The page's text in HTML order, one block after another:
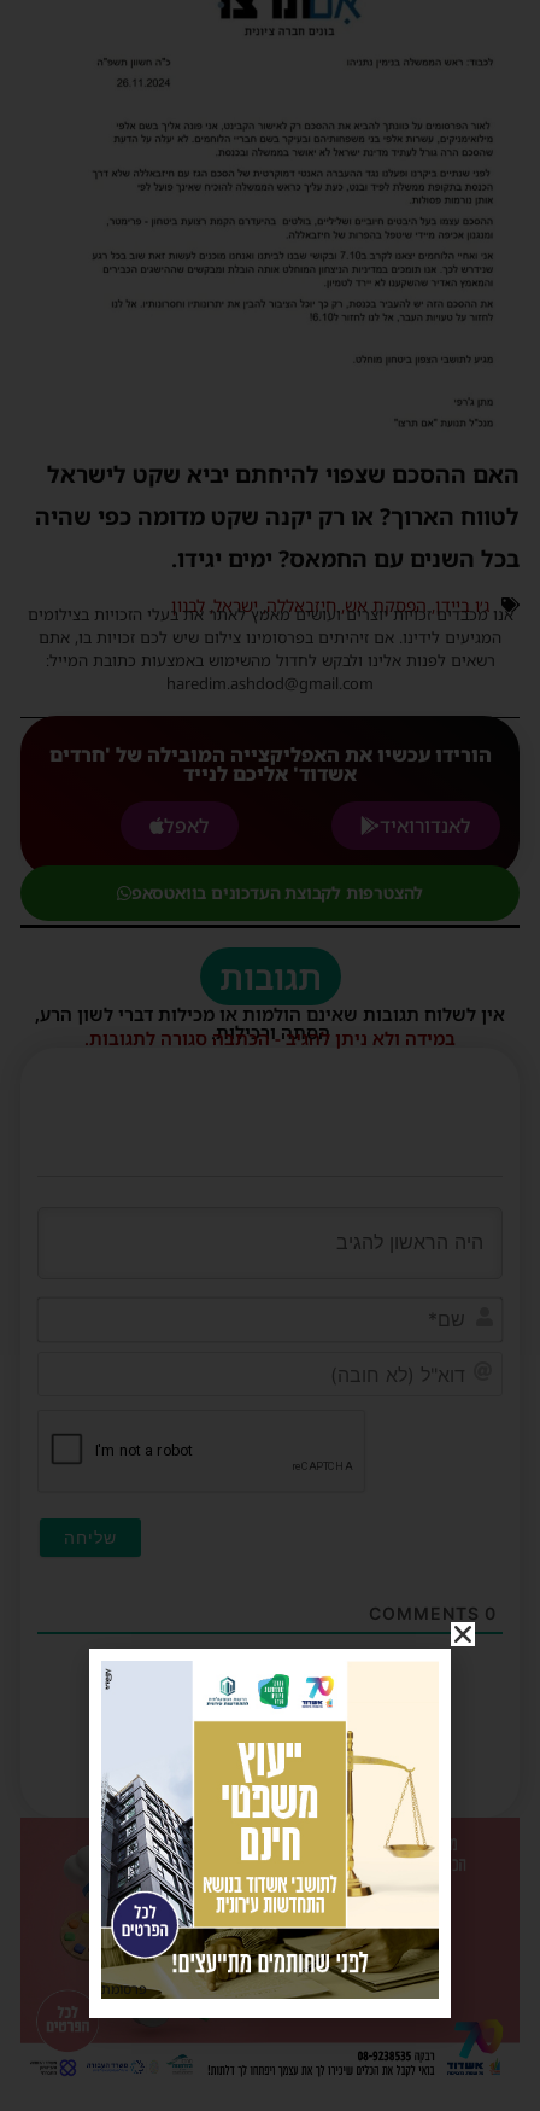
האם ההסכם שצפוי להיחתם יביא שקט לישראל
לטווח הארוך? או רק יקנה שקט מדומה כפי שהיה
בכל השנים עם החמאס? ימים יגידו.
ג׳ו ביידן,הפסקת אש,חיזבאללה,ישראל, לבנון
אנו מכבדים זכויות יוצרים ועושים מאמץ לאתר את בעלי הזכויות בצילומים
המגיעים לידינו. אם זיהיתים בפרסומינו צילום שיש לכם זכויות בו, אתם
רשאים לפנות אלינו ולבקש לחדול מהשימוש באמצעות כתובת המייל:
haredim.ashdod@gmail.com
הורידו עכשיו את האפליקצייה המובילה של 'חרדים
אשדוד' אליכם לנייד
לאנדורואיד
לאפל
להצטרפות לקבוצת העדכונים בוואטסאפ
תגובות
אין לשלוח תגובות שאינם הולמות או מכילות דברי לשון הרע,
הסתה ורכילות.
במידה ולא ניתן להגיב - הכתבה סגורה לתגובות.
0
פרסומת